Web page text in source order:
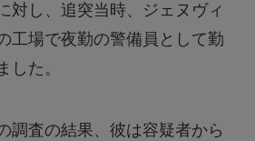
対し、追突当時、ジェヌヴィ
工場で夜勤の警備員として勤
した。
調査の結果、彼は容疑者から